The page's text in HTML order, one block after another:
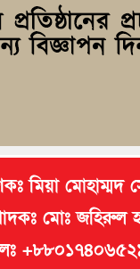
বিদেশি সিগারেট
মিয়া মোহাম্মদ
মোঃ জহিরুল